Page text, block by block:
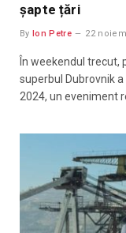
șapte țări
By Ion Petre 22
În weekendul trecut,
superbul Dubrovnik
2024, un eveniment